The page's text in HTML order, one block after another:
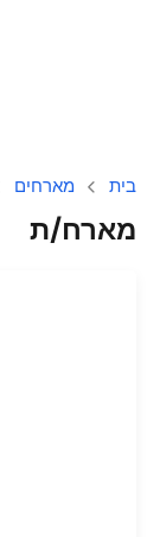
בית מארחים
מארח/ת